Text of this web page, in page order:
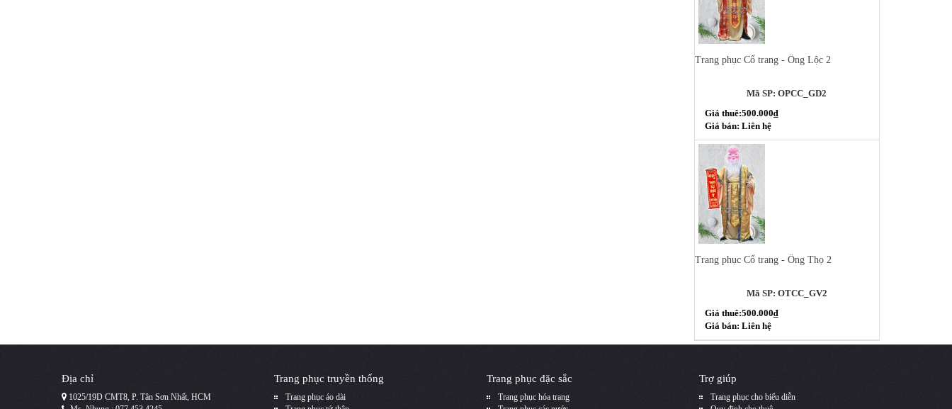
Trang phục Cổ trang - Ông Lộc 2
Mã SP: OPCC_GD2
Giá thuê:500.000₫
Giá bán: Liên hệ
Trang phục Cổ trang - Ông Thọ 2
Mã SP: OTCC_GV2
Giá thuê:500.000₫
Giá bán: Liên hệ
Địa chỉ
1025/19D CMT8, P. Tân Sơn Nhất, HCM
Trang phục truyền thống
Trang phục áo dài
Trang phục đặc sắc
Trang phục hóa trang
Trợ giúp
Trang phục cho biểu diễn